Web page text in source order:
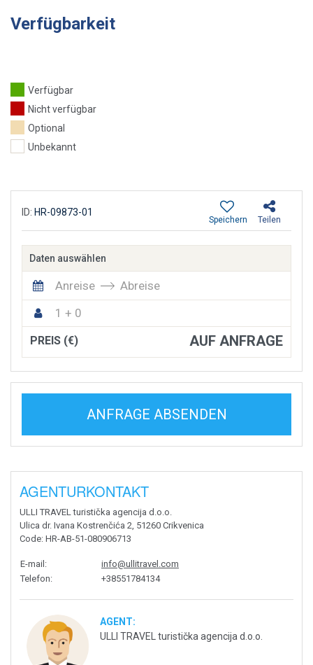
Verfügbarkeit
Verfügbar
Nicht verfügbar
Optional
Unbekannt
ID: HR-09873-01
Teilen
Speichern
Daten auswählen
Anreise
Abreise
1 + 0
PREIS (€) AUF ANFRAGE
ANFRAGE ABSENDEN
AGENTURKONTAKT
ULLI TRAVEL turistička agencija d.o.o.
Ulica dr. Ivana Kostrenčića 2, 51260 Crikvenica
Code: HR-AB-51-080906713
E-mail :
info@ullitravel.com
Telefon: +38551784134
AGENT:
ULLI TRAVEL turistička agencija d.o.o.